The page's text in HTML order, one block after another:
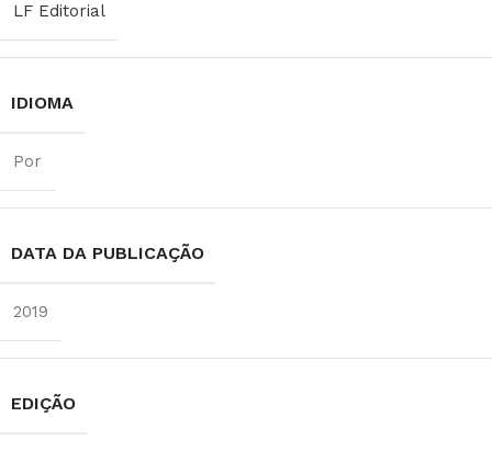
LF Editorial
IDIOMA
Por
DATA DA PUBLICAÇÃO
2019
EDIÇÃO